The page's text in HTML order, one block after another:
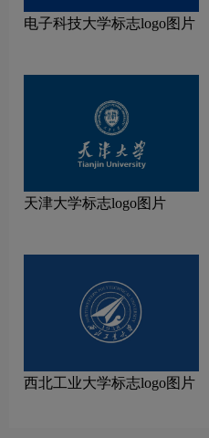
电子科技大学标志logo图片
天津大学标志logo图片
西北工业大学标志logo图片